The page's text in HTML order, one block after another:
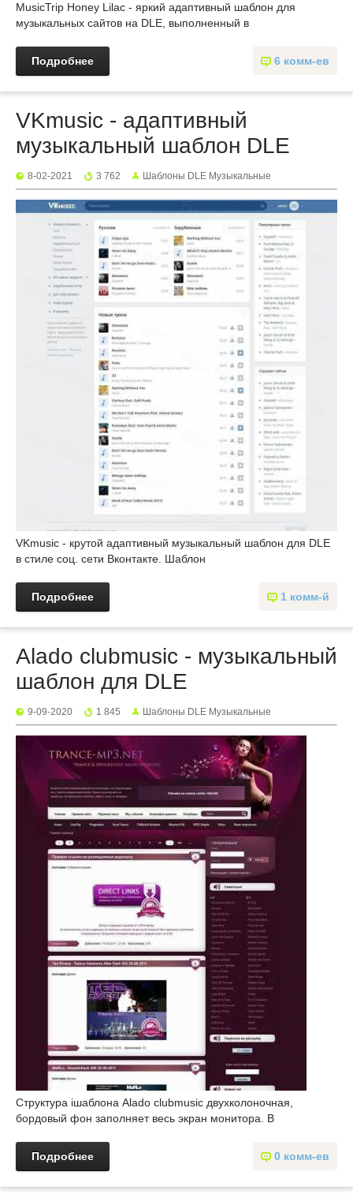
MusicTrip Honey Lilac - яркий адаптивный шаблон для
музыкальных сайтов на DLE, выполненный в
6 комм-ев
Подробнее
VKmusic - адаптивный
музыкальный шаблон DLE
8-02-2021 3 762 Шаблоны DLE Музыкальные
VKmusic - крутой адаптивный музыкальный шаблон для DLE
в стиле соц. сети Вконтакте. Шаблон
1 комм-й
Подробнее
Alado clubmusic - музыкальный
шаблон для DLE
9-09-2020 1 845 Шаблоны DLE Музыкальные
Структура iшаблона Alado clubmusic двухколоночная,
бордовый фон заполняет весь экран монитора. В
0 комм-ев
Подробнее